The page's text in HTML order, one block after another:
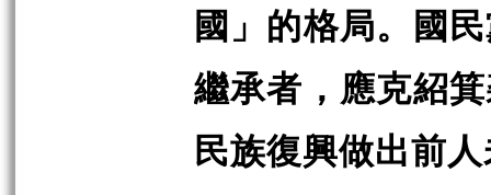
國」的格局。國
繼承者，應克紹
民族復興做出前